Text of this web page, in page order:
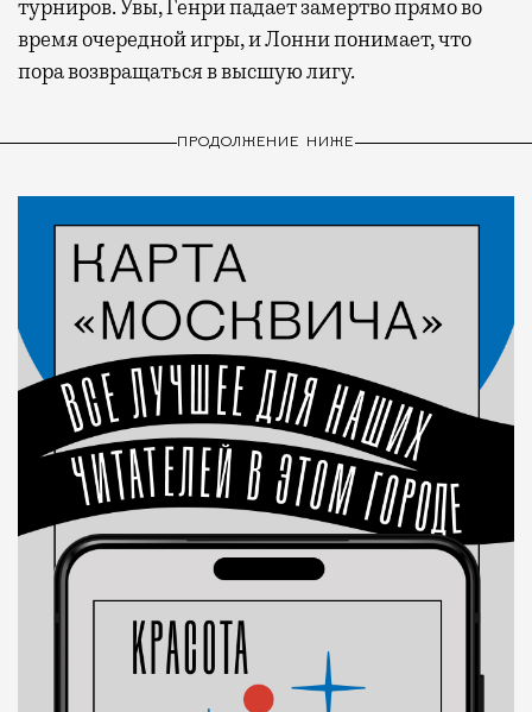
турниров. Увы, Генри падает замертво прямо во
время очередной игры, и Лонни понимает, что
пора возвращаться в высшую лигу.
ПРОДОЛЖЕНИЕ НИЖЕ